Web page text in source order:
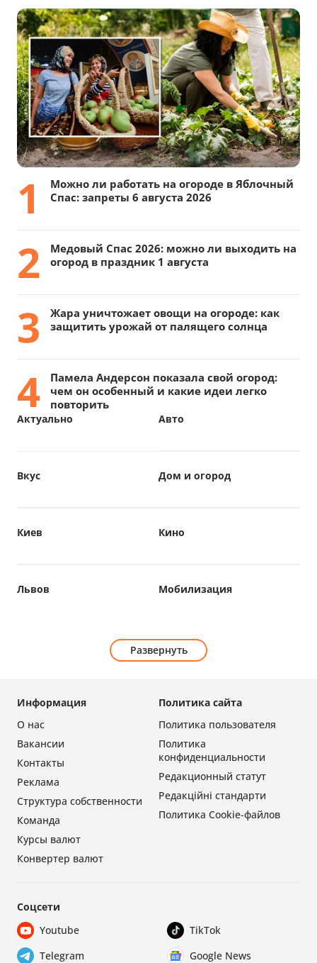
1
Можно ли работать на огороде в Яблочный
Спас: запреты 6 августа 2026
2
Медовый Спас 2026: можно ли выходить на
огород в праздник 1 августа
3
Жара уничтожает овощи на огороде: как
защитить урожай от палящего солнца
4
Памела Андерсон показала свой огород:
чем он особенный и какие идеи легко
повторить
Авто
Актуально
Вкус Дом и огород
Киев Кино
Львов Мобилизация
Развернуть
Политика сайта
Политика пользователя
Политика
конфиденциальности
Редакционный статут
Редакційні стандарти
Политика Cookie-файлов
Информация
О нас
Вакансии
Контакты
Реклама
Структура собственности
Команда
Курсы валют
Конвертер валют
Соцсети
Youtube
TikTok
Telegram
Google News